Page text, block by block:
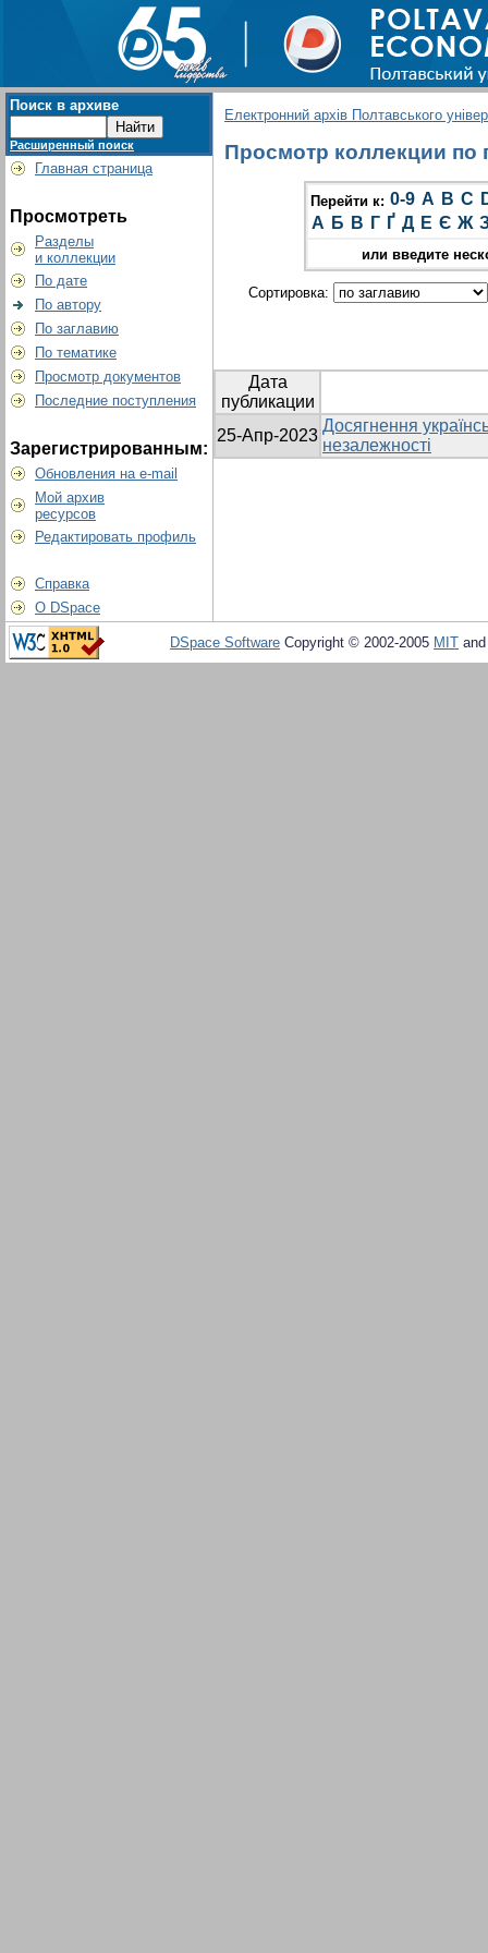
Поиск в архиве
Расширенный поиск
Главная страница
Просмотреть
Разделы
и коллекции
По дате
По автору
По заглавию
По тематике
Просмотр документов
Последние поступления
Зарегистрированным:
Обновления на e-mail
Мой архив
ресурсов
Редактировать профиль
Справка
О DSpace
Електронний архів Полтавського
Просмотр коллекции по
Перейти к: 0-9 A B C
А Б В Г Ґ Д Е Є Ж
или введите
Сортировка:
Дата
публикации
25-Апр-2023
Досягнення
незалежності
DSpace Software Copyright © 2002-2005 MIT